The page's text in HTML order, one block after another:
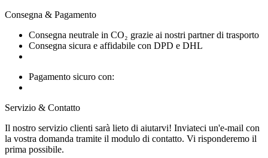
Consegna & Pagamento
Consegna neutrale in CO₂ grazie ai nostri partner di trasporto
Consegna sicura e affidabile con DPD e DHL
Pagamento sicuro con:
Servizio & Contatto
Il nostro servizio clienti sarà lieto di aiutarvi! Inviateci un'e-mail con
la vostra domanda tramite il modulo di contatto. Vi risponderemo il
prima possibile.